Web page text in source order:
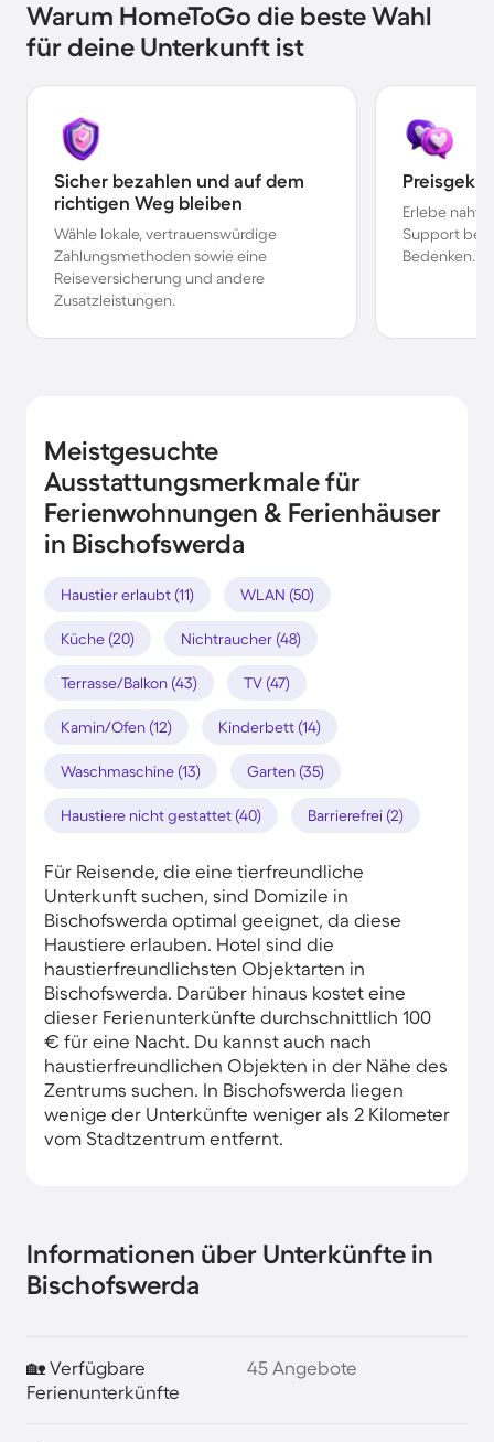
Warum HomeToGo die beste Wahl
für deine Unterkunft ist
Sicher bezahlen und auf dem
richtigen Weg bleiben
Wähle lokale, vertrauenswürdige
Zahlungsmethoden sowie eine
Reiseversicherung und andere
Zusatzleistungen.
Erlebe
Support bei
Bedenken.
Meistgesuchte
Ausstattungsmerkmale für
Ferienwohnungen & Ferienhäuser
in Bischofswerda
Haustier erlaubt (11) WLAN (50)
Küche (20) Nichtraucher (48)
Terrasse/Balkon (43) TV (47)
Kamin/Ofen (12) Kinderbett (14)
Waschmaschine (13) Garten (35)
Haustiere nicht gestattet (40) Barrierefrei (2)
Für Reisende, die eine tierfreundliche
Unterkunft suchen, sind Domizile in
Bischofswerda optimal geeignet, da diese
Haustiere erlauben. Hotel sind die
haustierfreundlichsten Objektarten in
Bischofswerda. Darüber hinaus kostet eine
dieser Ferienunterkünfte durchschnittlich 100
€ für eine Nacht. Du kannst auch nach
haustierfreundlichen Objekten in der Nähe des
Zentrums suchen. In Bischofswerda liegen
wenige der Unterkünfte weniger als 2 Kilometer
vom Stadtzentrum entfernt.
Informationen über Unterkünfte in
Bischofswerda
🏡 Verfügbare
Ferienunterkünfte
45 Angebote